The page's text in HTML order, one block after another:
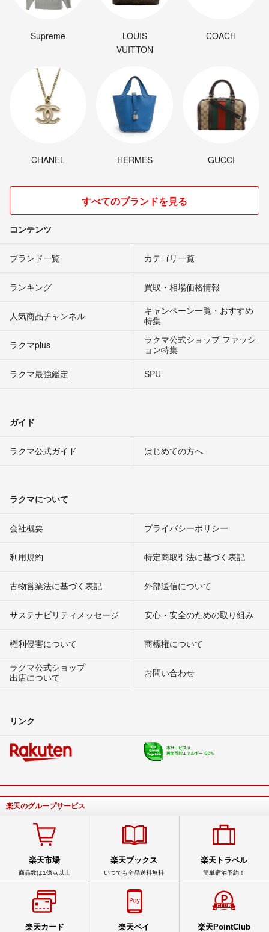
Supreme
LOUIS
VUITTON
COACH
CHANEL HERMES GUCCI
すべてのブランドを見る
コンテンツ
ブランド一覧 カテゴリ一覧
ランキング 買取・相場価格情報
人気商品チャンネル
キャンペーン一覧・おすすめ
特集
ラクマplus
ラクマ公式ショップ ファッシ
ョン特集
ラクマ最強鑑定
SPU
ガイド
ラクマ公式ガイド はじめての方へ
ラクマについて
会社概要 プライバシーポリシー
利用規約 特定商取引法に基づく表記
古物営業法に基づく表記 外部送信について
サステナビリティメッセージ 安心・安全のための取り組み
権利侵害について
商標権について
ラクマ公式ショップ
出店について
お問い合わせ
リンク
楽天のグループサービス
楽天市場
商品数は1億点以上
楽天ブックス
いつでも全品送料無料
楽天トラベル
簡単宿泊予約！
楽天カード 楽天ペイ 楽天PointClub